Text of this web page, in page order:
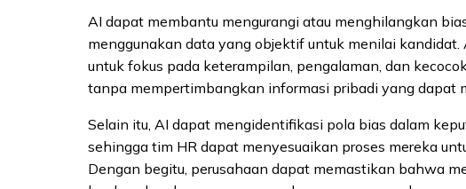
AI dapat membantu mengurangi atau menghilangkan
menggunakan data yang objektif untuk menilai
untuk fokus pada keterampilan, pengalaman, dan
tanpa mempertimbangkan informasi pribadi yang dapat
Selain itu, AI dapat mengidentifikasi pola bias dalam
sehingga tim HR dapat menyesuaikan proses mereka
Dengan begitu, perusahaan dapat memastikan bahwa